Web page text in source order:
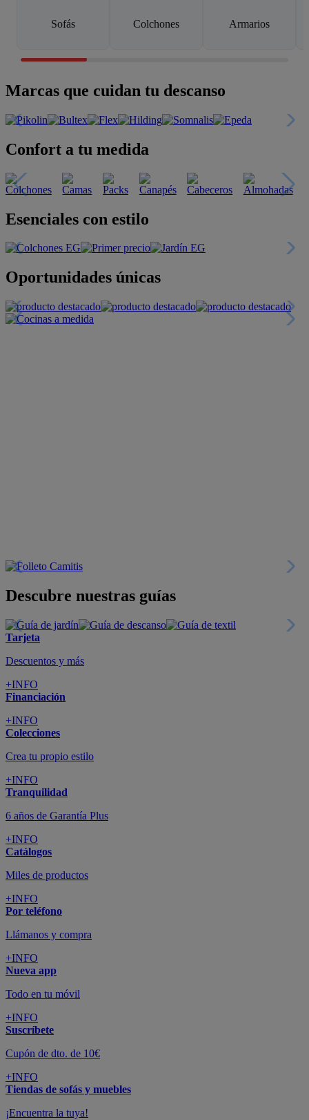
Sofás Colchones Armarios
Marcas que cuidan tu descanso
Confort a tu medida
Esenciales con estilo
Oportunidades únicas
Descubre nuestras guías
Tarjeta
Descuentos y más
+INFO
Financiación
+INFO
Colecciones
Crea tu propio estilo
+INFO
Tranquilidad
6 años de Garantía Plus
+INFO
Catálogos
Miles de productos
+INFO
Por teléfono
Llámanos y compra
+INFO
Nueva app
Todo en tu móvil
+INFO
Suscríbete
Cupón de dto. de 10€
+INFO
Tiendas de sofás y muebles
¡Encuentra la tuya!